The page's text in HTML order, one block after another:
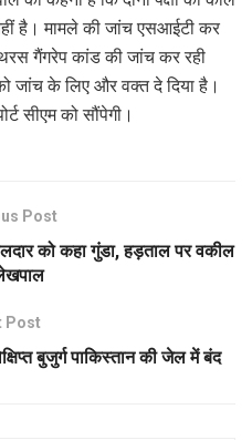
है। मामले की जांच एसआईटी कर
गैंगरेप कांड की जांच कर रही
जांच के लिए और वक्‍त दे दिया है।
सीएम को सौंपेगी।
Post
को कहा गुंडा, हड़ताल पर वकील
Post
बुजुर्ग पाकिस्तान की जेल में बंद